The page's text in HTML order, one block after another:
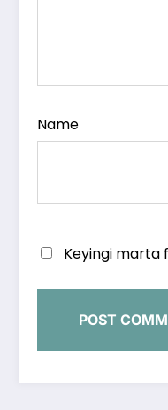
Name
Keyingi marta